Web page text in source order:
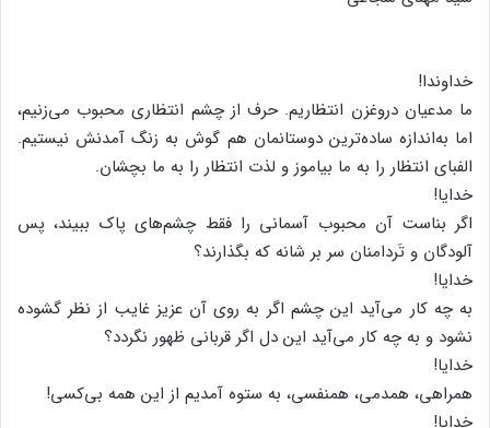
خداوندا!
ما مدعیان دروغزن انتظاریم. حرف از چشم انتظاری محبوب می‌زنیم،
اما به‌اندازه ساده‌ترین دوستانمان هم گوش به زنگ آمدنش نیستیم.
الفبای انتظار را به ما بیاموز و لذت انتظار را به ما بچشان.
خدایا!
اگر بناست آن محبوب آسمانی را فقط چشم‌های پاک ببیند، پس
آلودگان و تَردامنان سر بر شانه که بگذارند؟
خدایا!
به چه کار می‌آید این چشم اگر به روی آن عزیز غایب از نظر گشوده
نشود و به چه کار می‌آید این دل اگر قربانی ظهور نگردد؟
خدایا!
همراهی، همدمی، همنفسی، به ستوه آمدیم از این همه بی‌کسی!
خدایا!